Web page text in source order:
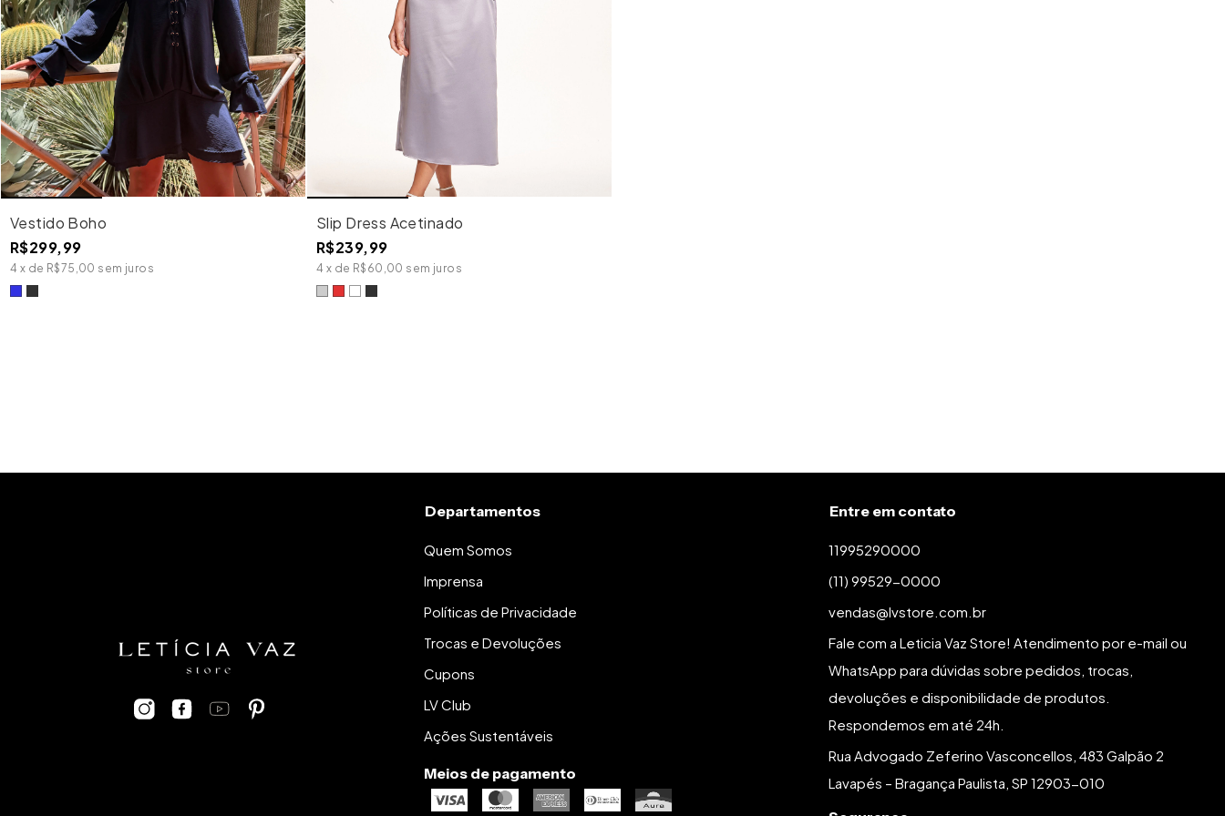
Vestido Boho
R$299,99
4 x de R$75,00 sem juros
Slip Dress Acetinado
R$239,99
4 x de R$60,00 sem juros
Departamentos
Quem Somos
Imprensa
Políticas de Privacidade
Trocas e Devoluções
Cupons
LV Club
Ações Sustentáveis
Meios de pagamento
Entre em contato
11995290000
(11) 99529-0000
vendas@lvstore.com.br
Fale com a Leticia Vaz Store! Atendimento por e-mail ou
WhatsApp para dúvidas sobre pedidos, trocas,
devoluções e disponibilidade de produtos.
Respondemos em até 24h.
Rua Advogado Zeferino Vasconcellos, 483 Galpão 2
Lavapés – Bragança Paulista, SP 12903-010